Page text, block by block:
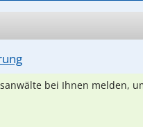
bei Ihnen melden,